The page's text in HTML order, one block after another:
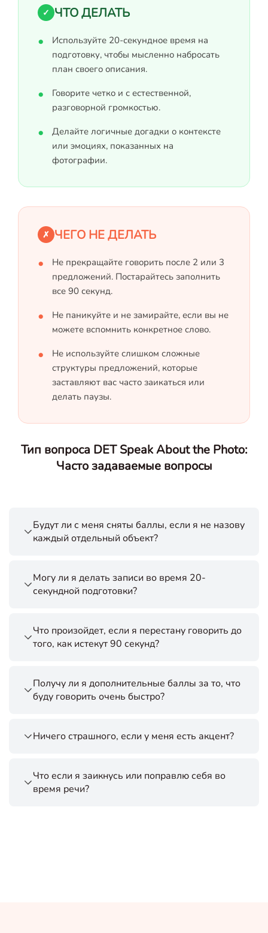
✓ ЧТО ДЕЛАТЬ
Используйте 20-секундное время на
подготовку, чтобы мысленно набросать
план своего описания.
Говорите четко и с естественной,
разговорной громкостью.
Делайте логичные догадки о контексте
или эмоциях, показанных на
фотографии.
✗ ЧЕГО НЕ ДЕЛАТЬ
Не прекращайте говорить после 2 или 3
предложений. Постарайтесь заполнить
все 90 секунд.
Не паникуйте и не замирайте, если вы не
можете вспомнить конкретное слово.
Не используйте слишком сложные
структуры предложений, которые
заставляют вас часто заикаться или
делать паузы.
Тип вопроса DET Speak About the Photo:
Часто задаваемые вопросы
Будут ли с меня сняты баллы, если я не назову
каждый отдельный объект?
Могу ли я делать записи во время 20-
секундной подготовки?
Что произойдет, если я перестану говорить до
того, как истекут 90 секунд?
Получу ли я дополнительные баллы за то, что
буду говорить очень быстро?
Ничего страшного, если у меня есть акцент?
Что если я заикнусь или поправлю себя во
время речи?